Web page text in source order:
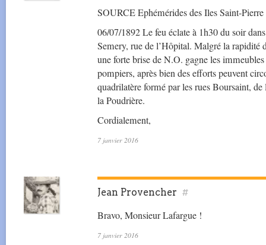
SOURCE Ephémérides des Iles Saint-
06/07/1892 Le feu éclate à 1h30 du soir
Semery, rue de l’Hôpital. Malgré la rapidité
une forte brise de N.O. gagne les
pompiers, après bien des efforts peuvent
quadrilatère formé par les rues Boursaint,
la Poudrière.
Cordialement,
7 janvier 2016
Jean Provencher #
Bravo, Monsieur Lafargue !
7 janvier 2016